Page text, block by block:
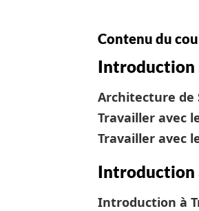
Contenu du
Introduction
Architecture de
Travailler avec
Travailler avec
Introduction
Introduction à